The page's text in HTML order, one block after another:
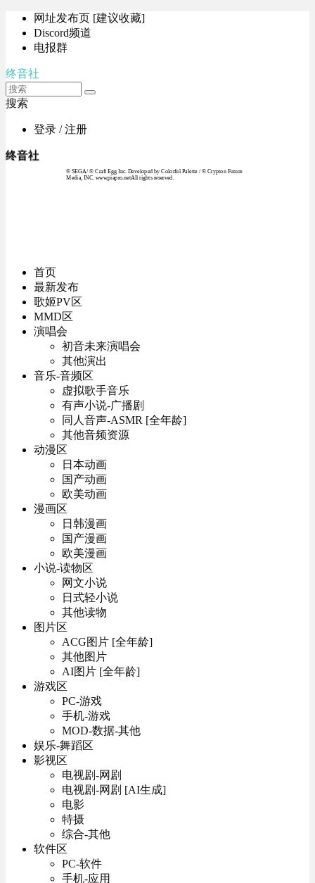
网址发布页 [建议收藏]
Discord频道
电报群
终音社
搜索
登录 / 注册
终音社
© SEGA / © Craft Egg Inc. Developed by Colorful Palette / © Crypton Future
Media, INC. www.piapro.netAll rights reserved.
首页
最新发布
歌姬PV区
MMD区
演唱会
初音未来演唱会
其他演出
音乐-音频区
虚拟歌手音乐
有声小说-广播剧
同人音声-ASMR [全年龄]
其他音频资源
动漫区
日本动画
国产动画
欧美动画
漫画区
日韩漫画
国产漫画
欧美漫画
小说-读物区
网文小说
日式轻小说
其他读物
图片区
ACG图片 [全年龄]
其他图片
AI图片 [全年龄]
游戏区
PC-游戏
手机-游戏
MOD-数据-其他
娱乐-舞蹈区
影视区
电视剧-网剧
电视剧-网剧 [AI生成]
电影
特摄
综合-其他
软件区
PC-软件
手机-应用